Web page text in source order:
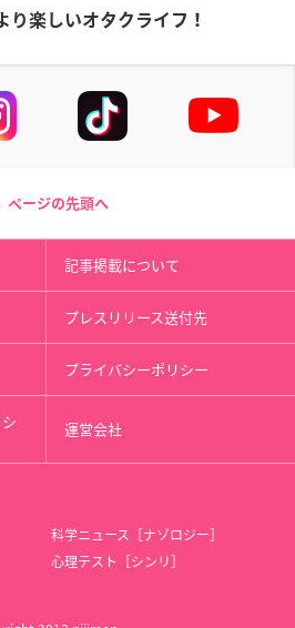
り楽しいオタクライフ！
ページの先頭へ
記事掲載について
プレスリリース送付先
プライバシーポリシー
運営会社
科学ニュース［ナゾロジー］
心理テスト［シンリ］